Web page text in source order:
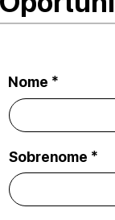
Nome *
Sobrenome *